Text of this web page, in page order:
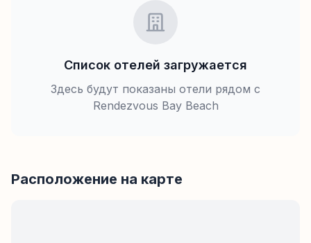
Список отелей загружается
Здесь будут показаны отели рядом с
Rendezvous Bay Beach
Расположение на карте